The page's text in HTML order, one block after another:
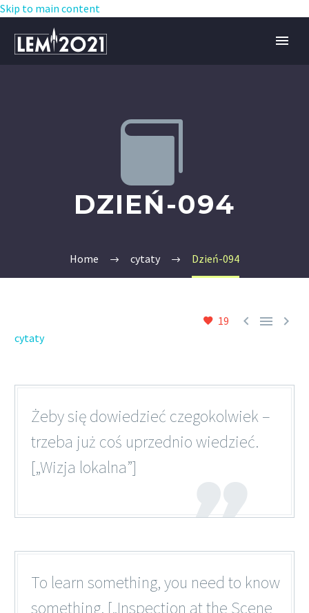
Skip to main content


DZIEŃ-094
Home cytaty Dzień-094
19   
cytaty
Żeby się dowiedzieć czegokolwiek –
trzeba już coś uprzednio wiedzieć.
[„Wizja lokalna”]
To learn something, you need to know
something. [„Inspection at the Scene